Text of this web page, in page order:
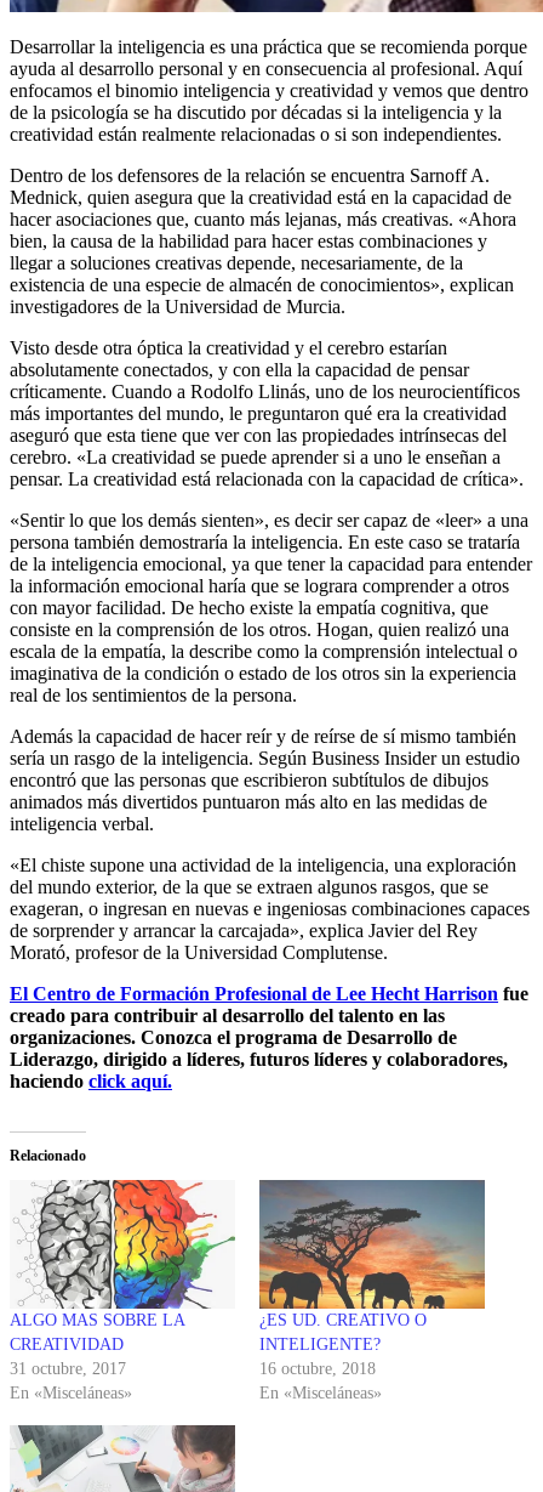
Desarrollar la inteligencia es una práctica que se recomienda porque
ayuda al desarrollo personal y en consecuencia al profesional. Aquí
enfocamos el binomio inteligencia y creatividad y vemos que dentro
de la psicología se ha discutido por décadas si la inteligencia y la
creatividad están realmente relacionadas o si son independientes.
Dentro de los defensores de la relación se encuentra Sarnoff A.
Mednick, quien asegura que la creatividad está en la capacidad de
hacer asociaciones que, cuanto más lejanas, más creativas. «Ahora
bien, la causa de la habilidad para hacer estas combinaciones y
llegar a soluciones creativas depende, necesariamente, de la
existencia de una especie de almacén de conocimientos», explican
investigadores de la Universidad de Murcia.
Visto desde otra óptica la creatividad y el cerebro estarían
absolutamente conectados, y con ella la capacidad de pensar
críticamente. Cuando a Rodolfo Llinás, uno de los neurocientíficos
más importantes del mundo, le preguntaron qué era la creatividad
aseguró que esta tiene que ver con las propiedades intrínsecas del
cerebro. «La creatividad se puede aprender si a uno le enseñan a
pensar. La creatividad está relacionada con la capacidad de crítica».
«Sentir lo que los demás sienten», es decir ser capaz de «leer» a una
persona también demostraría la inteligencia. En este caso se trataría
de la inteligencia emocional, ya que tener la capacidad para entender
la información emocional haría que se lograra comprender a otros
con mayor facilidad. De hecho existe la empatía cognitiva, que
consiste en la comprensión de los otros. Hogan, quien realizó una
escala de la empatía, la describe como la comprensión intelectual o
imaginativa de la condición o estado de los otros sin la experiencia
real de los sentimientos de la persona.
Además la capacidad de hacer reír y de reírse de sí mismo también
sería un rasgo de la inteligencia. Según Business Insider un estudio
encontró que las personas que escribieron subtítulos de dibujos
animados más divertidos puntuaron más alto en las medidas de
inteligencia verbal.
«El chiste supone una actividad de la inteligencia, una exploración
del mundo exterior, de la que se extraen algunos rasgos, que se
exageran, o ingresan en nuevas e ingeniosas combinaciones capaces
de sorprender y arrancar la carcajada», explica Javier del Rey
Morató, profesor de la Universidad Complutense.
El Centro de Formación Profesional de Lee Hecht Harrison fue
creado para contribuir al desarrollo del talento en las
organizaciones. Conozca el programa de Desarrollo de
Liderazgo, dirigido a líderes, futuros líderes y colaboradores,
haciendo click aquí.
Relacionado
ALGO MAS SOBRE LA
CREATIVIDAD
31 octubre, 2017
En «Misceláneas»
¿ES UD. CREATIVO O
INTELIGENTE?
16 octubre, 2018
En «Misceláneas»